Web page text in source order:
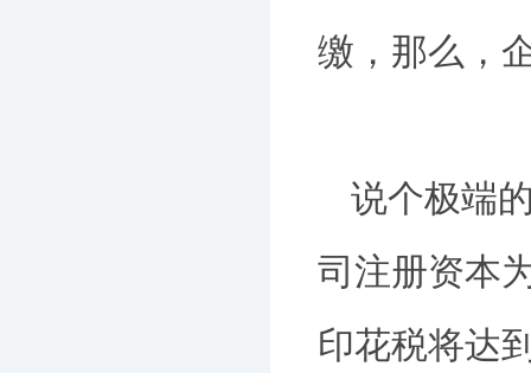
缴，那么，
说个极端
司注册资本
印花税将达